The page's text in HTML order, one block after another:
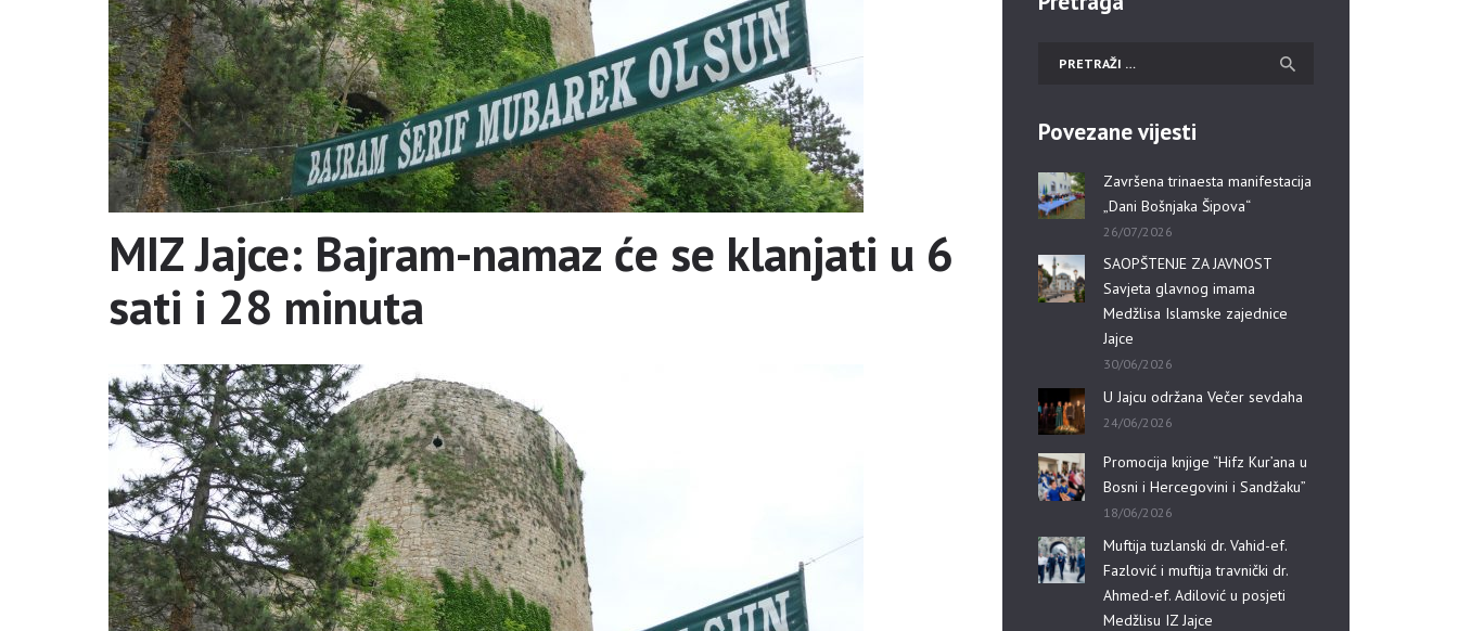
MIZ Jajce: Bajram-namaz će se klanjati u 6
sati i 28 minuta
Povezane vijesti
Završena trinaesta manifestacija
„Dani Bošnjaka Šipova“
26/07/2026
SAOPŠTENJE ZA JAVNOST
Savjeta glavnog imama
Medžlisa Islamske zajednice
Jajce
30/06/2026
U Jajcu održana Večer sevdaha
24/06/2026
Promocija knjige “Hifz Kur’ana u
Bosni i Hercegovini i Sandžaku”
18/06/2026
Muftija tuzlanski dr. Vahid-ef.
Fazlović i muftija travnički dr.
Ahmed-ef. Adilović u posjeti
Medžlisu IZ Jajce